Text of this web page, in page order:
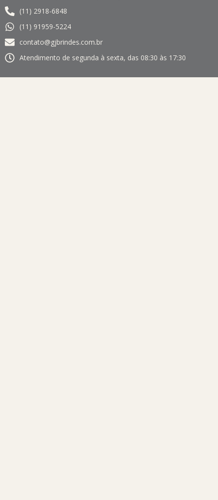
(11) 2918-6848
(11) 91959-5224
contato@gjbrindes.com.br
Atendimento de segunda à sexta, das 08:30 às 17:30